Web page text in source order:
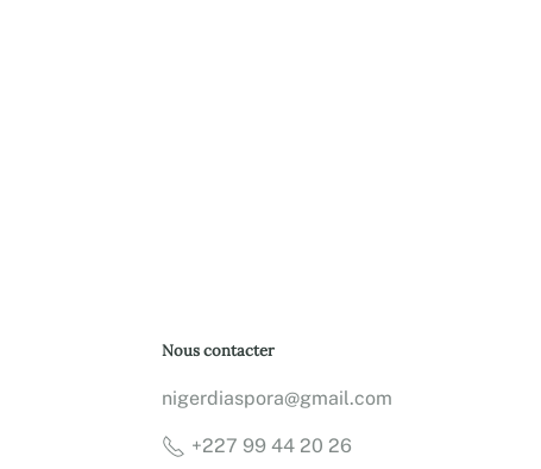
Nous contacter
nigerdiaspora@gmail.com
+227 99 44 20 26